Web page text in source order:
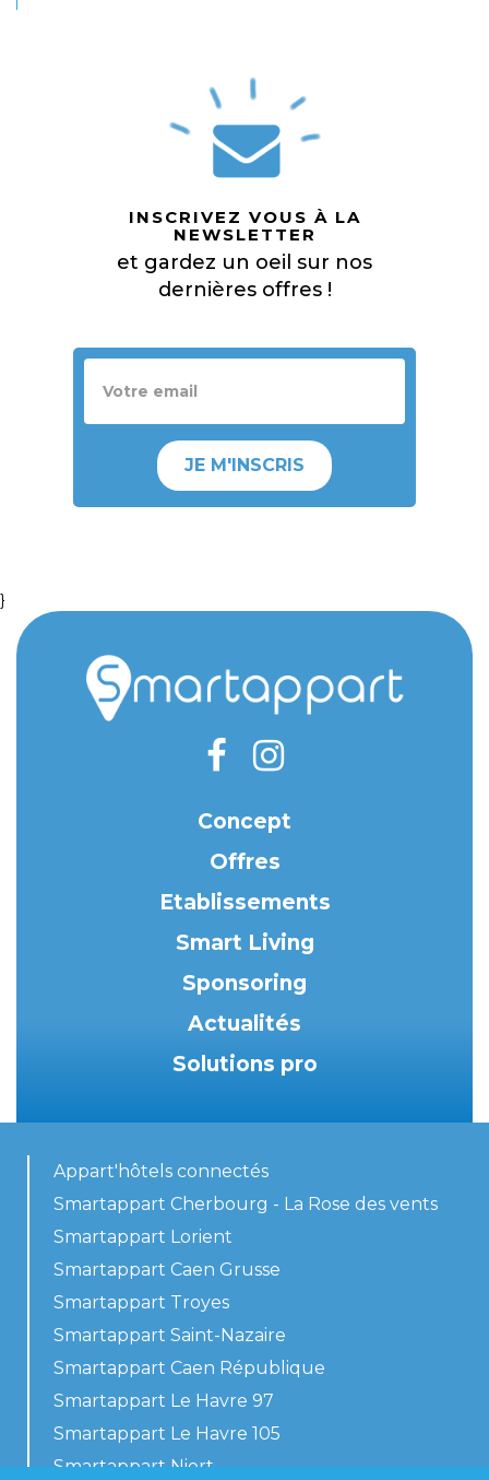
INSCRIVEZ VOUS À LA
NEWSLETTER
et gardez un oeil sur nos
dernières offres !
JE M'INSCRIS
}
Concept
Offres
Etablissements
Smart Living
Sponsoring
Actualités
Solutions pro
Appart'hôtels connectés
Smartappart Cherbourg - La Rose des vents
Smartappart Lorient
Smartappart Caen Grusse
Smartappart Troyes
Smartappart Saint-Nazaire
Smartappart Caen République
Smartappart Le Havre 97
Smartappart Le Havre 105
Smartappart Niort